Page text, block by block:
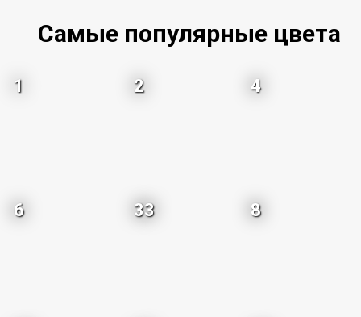
Самые популярные цвета
1 2 4
6 33 8